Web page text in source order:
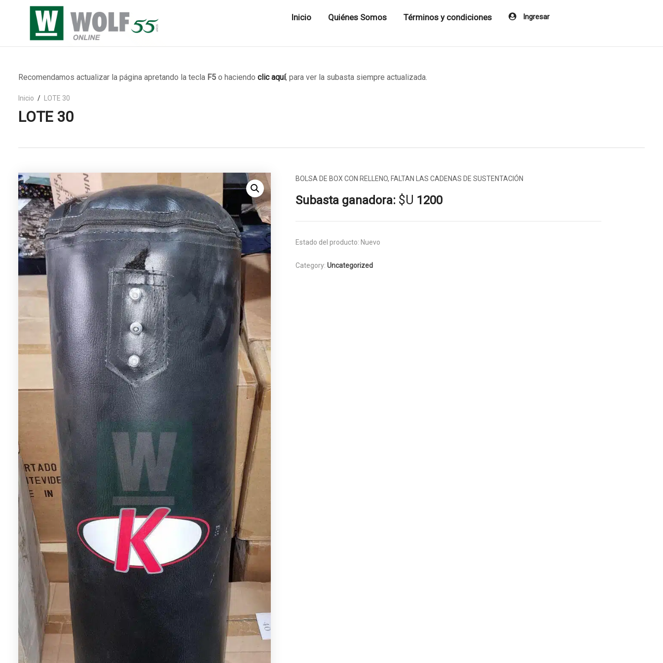
Inicio Quiénes Somos Términos y condiciones Ingresar
Recomendamos actualizar la página apretando la tecla F5 o haciendo clic aquí, para ver la subasta siempre actualizada.
Inicio LOTE 30
LOTE 30
BOLSA DE BOX CON RELLENO, FALTAN LAS CADENAS DE SUSTENTACIÓN
Subasta ganadora:$U 1200
Estado del producto: Nuevo
Category: Uncategorized